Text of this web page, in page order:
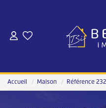
NOS
Qui
Accueil Maison Référence